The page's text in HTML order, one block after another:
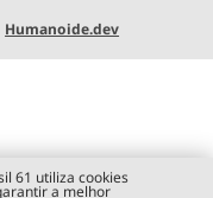
Humanoide.dev
61 utiliza cookies
a melhor